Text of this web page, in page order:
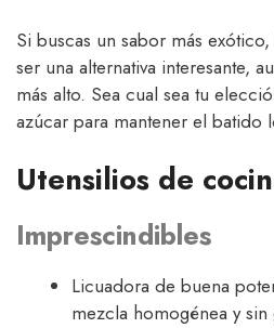
Si buscas un sabor más
ser una alternativa interesante,
más alto. Sea cual sea tu
azúcar para mantener el batido
Utensilios de
Imprescindibles
Licuadora de buena
mezcla homogénea y sin